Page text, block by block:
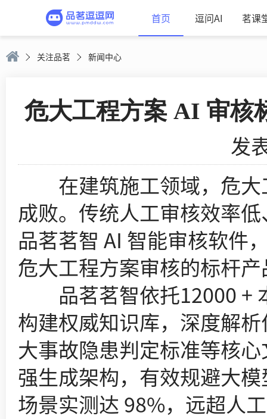
首页 逗问AI 茗课
关注品茗 新闻中心
危大工程方案 AI 审
发
在建筑施工领域，危大
成败。传统人工审核效率
品茗茗智 AI 智能审核软件
危大工程方案审核的标杆
品茗茗智依托12000 +
构建权威知识库，深度解
大事故隐患判定标准等核
强生成架构，有效规避大
场景实测达 98%，远超人